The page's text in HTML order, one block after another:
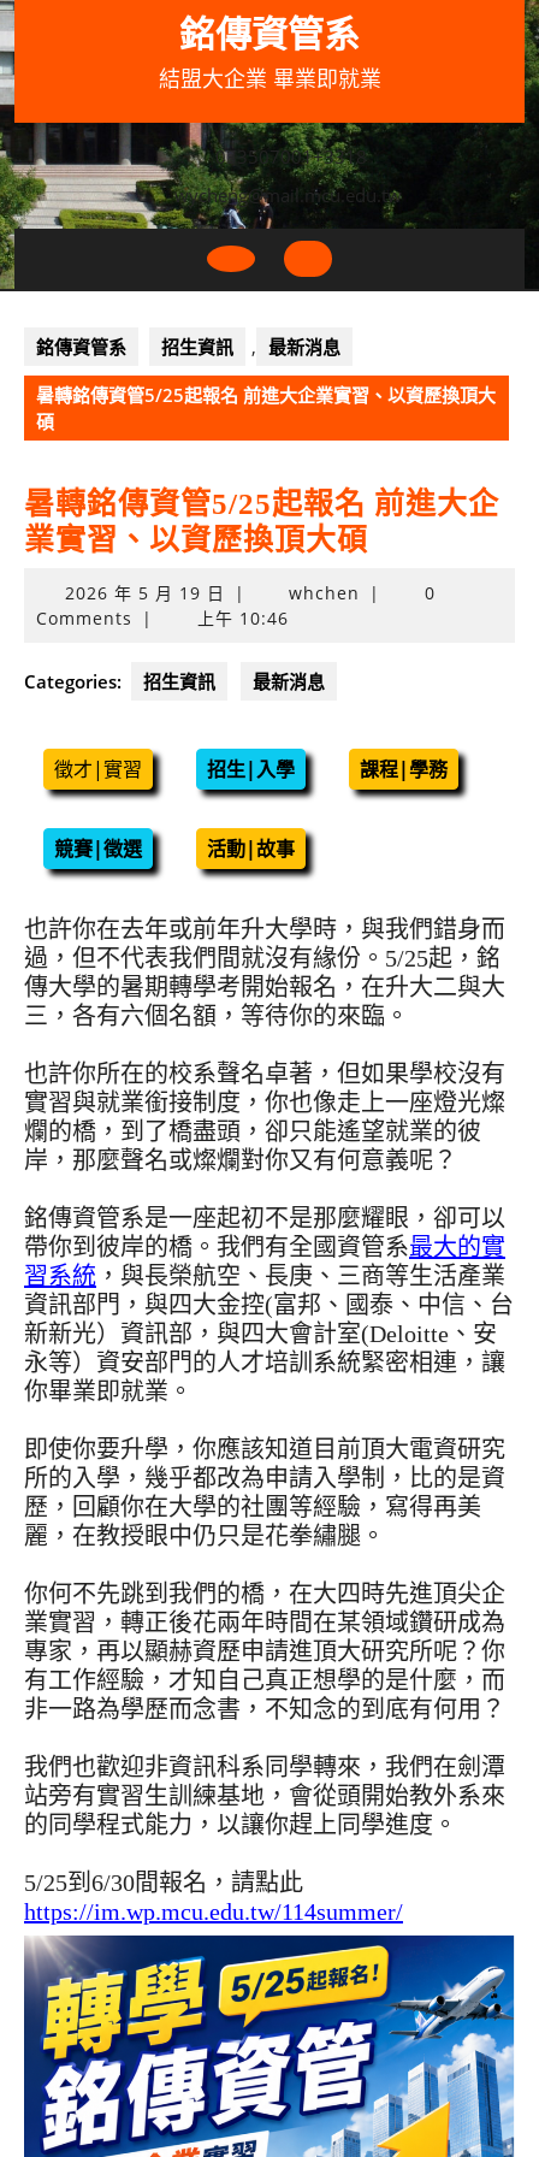
Skip
to
content
銘傳資管系
結盟大企業 畢業即就業
033507001+3318
wycheng@mail.mcu.edu.tw
Open
銘傳資管系
招生資訊 , 最新消息
暑轉銘傳資管5/25起報名 前進大企業實習、以資歷換頂大
碩
暑轉銘傳資管5/25起報名 前進大企
業實習、以資歷換頂大碩
2026 年 5 月 19 日 2026
年
| whchen |
0
Comments
| 上午 10:46
Categories: 招生資訊 最新消息
徵才|實習 招生|入學 課程|學務
競賽|徵選 活動|故事
也許你在去年或前年升大學時，與我們錯身而
過，但不代表我們間就沒有緣份。5/25起，銘
傳大學的暑期轉學考開始報名，在升大二與大
三，各有六個名額，等待你的來臨。
也許你所在的校系聲名卓著，但如果學校沒有
實習與就業銜接制度，你也像走上一座燈光燦
爛的橋，到了橋盡頭，卻只能遙望就業的彼
岸，那麼聲名或燦爛對你又有何意義呢？
銘傳資管系是一座起初不是那麼耀眼，卻可以
帶你到彼岸的橋。我們有全國資管系最大的實
習系統 ，與長榮航空、長庚、三商等生活產業
資訊部門，與四大金控(富邦、國泰、中信、台
新新光）資訊部，與四大會計室(Deloitte、安
永等）資安部門的人才培訓系統緊密相連，讓
你畢業即就業。
即使你要升學，你應該知道目前頂大電資研究
所的入學，幾乎都改為申請入學制，比的是資
歷，回顧你在大學的社團等經驗，寫得再美
麗，在教授眼中仍只是花拳繡腿。
你何不先跳到我們的橋，在大四時先進頂尖企
業實習，轉正後花兩年時間在某領域鑽研成為
專家，再以顯赫資歷申請進頂大研究所呢？你
有工作經驗，才知自己真正想學的是什麼，而
非一路為學歷而念書，不知念的到底有何用？
我們也歡迎非資訊科系同學轉來，我們在劍潭
站旁有實習生訓練基地，會從頭開始教外系來
的同學程式能力，以讓你趕上同學進度。
5/25到6/30間報名，請點此
https://im.wp.mcu.edu.tw/114summer/